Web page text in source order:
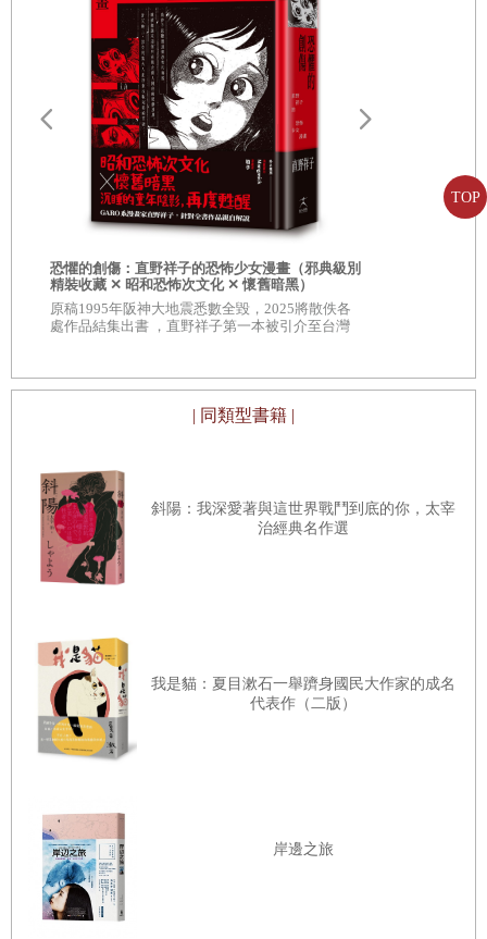
TOP
ko no moto ni / tabine o sureba / yoshinoyama / hana no
fusuma o / kisuru harukaze
［山家集：470］
即便看破紅塵者
此哀愁——秋暮
澤畔，一隻鷸鳥
☆心なき身にも哀は知られけり鴫立つ沢の秋の夕暮
no / aki no yūgure
［山家集：603］
為你心亂
難定——戀慕你
之情千絲萬縷，
彷彿野地裡任風
☆一方に乱るともなき我恋や風定まらぬ野辺の苅萱
hitokata ni / midaru to mo naki / waga koi ya / kaze
恐懼的創傷：直野祥子的恐怖少女漫畫（邪典級別
精裝收藏 ✕ 昭和恐怖次文化 ✕ 懷舊暗黑）
原稿1995年阪神大地震悉數全毀，2025將散佚各
處作品結集出書 ，直野祥子第一本被引介至台灣
日本暢銷14
主演電影《
| 同類型書籍 |
斜陽：我深愛著與這世界戰鬥到底的你，太宰
治經典名作選
我是貓：夏目漱石一舉躋身國民大作家的成名
代表作（二版）
岸邊之旅